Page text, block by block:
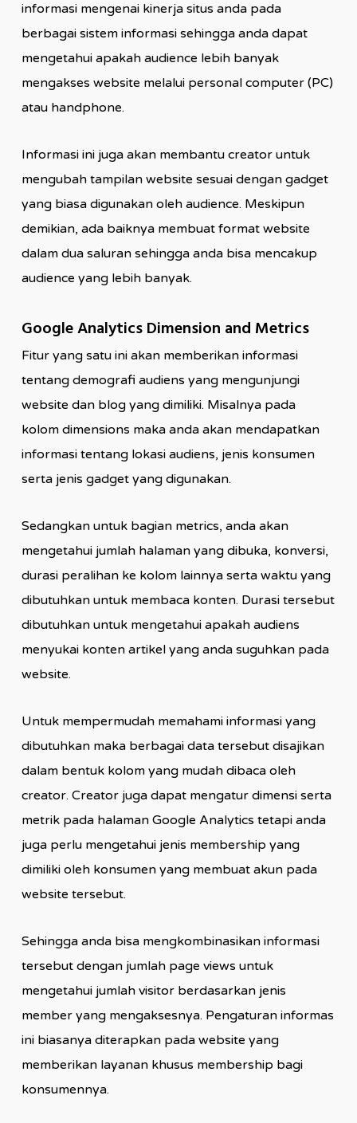
informasi mengenai kinerja situs anda pada
berbagai sistem informasi sehingga anda dapat
mengetahui apakah audience lebih banyak
mengakses website melalui personal computer (PC)
atau handphone.
Informasi ini juga akan membantu creator untuk
mengubah tampilan website sesuai dengan gadget
yang biasa digunakan oleh audience. Meskipun
demikian, ada baiknya membuat format website
dalam dua saluran sehingga anda bisa mencakup
audience yang lebih banyak.
Google Analytics Dimension and Metrics
Fitur yang satu ini akan memberikan informasi
tentang demografi audiens yang mengunjungi
website dan blog yang dimiliki. Misalnya pada
kolom dimensions maka anda akan mendapatkan
informasi tentang lokasi audiens, jenis konsumen
serta jenis gadget yang digunakan.
Sedangkan untuk bagian metrics, anda akan
mengetahui jumlah halaman yang dibuka, konversi,
durasi peralihan ke kolom lainnya serta waktu yang
dibutuhkan untuk membaca konten. Durasi tersebut
dibutuhkan untuk mengetahui apakah audiens
menyukai konten artikel yang anda suguhkan pada
website.
Untuk mempermudah memahami informasi yang
dibutuhkan maka berbagai data tersebut disajikan
dalam bentuk kolom yang mudah dibaca oleh
creator. Creator juga dapat mengatur dimensi serta
metrik pada halaman Google Analytics tetapi anda
juga perlu mengetahui jenis membership yang
dimiliki oleh konsumen yang membuat akun pada
website tersebut.
Sehingga anda bisa mengkombinasikan informasi
tersebut dengan jumlah page views untuk
mengetahui jumlah visitor berdasarkan jenis
member yang mengaksesnya. Pengaturan informas
ini biasanya diterapkan pada website yang
memberikan layanan khusus membership bagi
konsumennya.